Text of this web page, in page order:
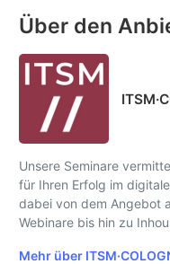
Über den
Unsere Seminare
für Ihren Erfolg im
dabei von dem Angebot
Webinare bis hin zu
Mehr über